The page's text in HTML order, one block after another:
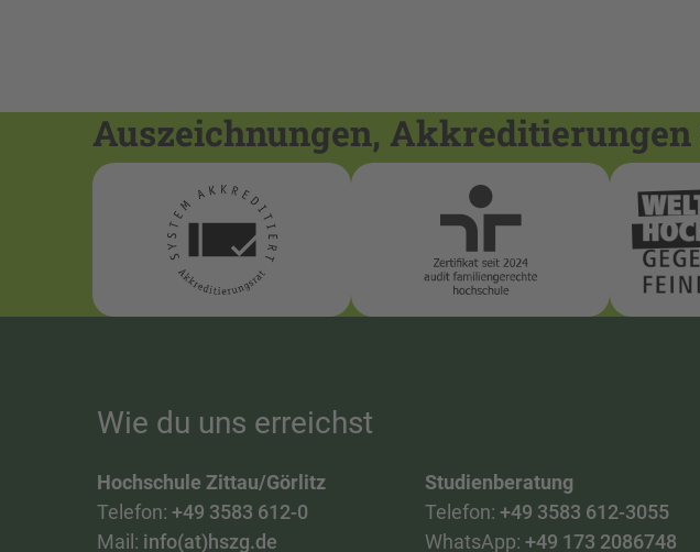
Auszeichnungen,
Wie du uns erreichst
Hochschule Zittau/Görlitz
Telefon: +49 3583 612-0
Mail: info(at)hszg.de
Studienberatung
Telefon: +49 3583 612-3055
WhatsApp: +49 173 2086748